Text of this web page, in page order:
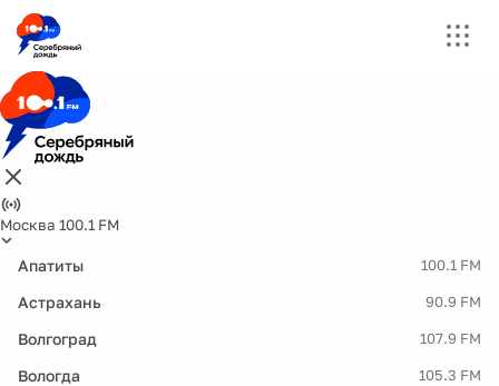
Москва 100.1 FM
Апатиты 100.1 FM
Астрахань 90.9 FM
Волгоград 107.9 FM
Вологда 105.3 FM